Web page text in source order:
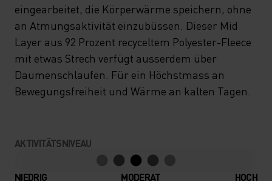
eingearbeitet, die Körperwärme speichern, ohne
an Atmungsaktivität einzubüssen. Dieser Mid
Layer aus 92 Prozent recyceltem Polyester-Fleece
mit etwas Strech verfügt ausserdem über
Daumenschlaufen. Für ein Höchstmass an
Bewegungsfreiheit und Wärme an kalten Tagen.
AKTIVITÄTSNIVEAU
NIEDRIG MODERAT HOCH